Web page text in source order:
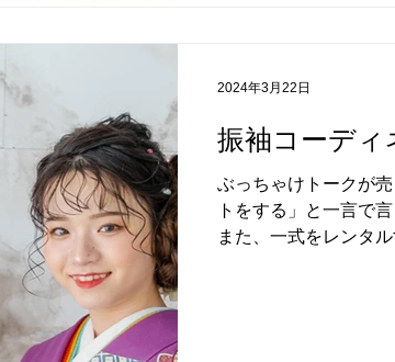
振袖コーディ
ぶっちゃけトークが
トをする」と一言で
また、一式をレンタ
2024年3月22日